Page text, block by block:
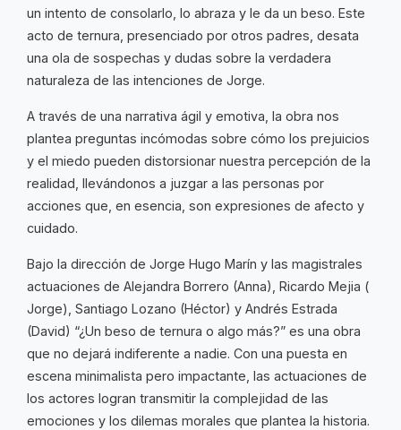
un intento de consolarlo, lo abraza y le da un beso. Este
acto de ternura, presenciado por otros padres, desata
una ola de sospechas y dudas sobre la verdadera
naturaleza de las intenciones de Jorge.
A través de una narrativa ágil y emotiva, la obra nos
plantea preguntas incómodas sobre cómo los prejuicios
y el miedo pueden distorsionar nuestra percepción de la
realidad, llevándonos a juzgar a las personas por
acciones que, en esencia, son expresiones de afecto y
cuidado.
Bajo la dirección de Jorge Hugo Marín y las magistrales
actuaciones de Alejandra Borrero (Anna), Ricardo Mejia (
Jorge), Santiago Lozano (Héctor) y Andrés Estrada
(David) “¿Un beso de ternura o algo más?” es una obra
que no dejará indiferente a nadie. Con una puesta en
escena minimalista pero impactante, las actuaciones de
los actores logran transmitir la complejidad de las
emociones y los dilemas morales que plantea la historia.